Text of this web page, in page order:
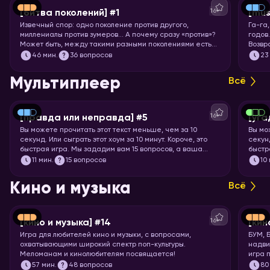
[битва поколений] #1 16+
Извечный спор: одно поколение против другого,
миллениалы против зумеров… А почему сразу «против»?
Может быть, между такими разными поколениями есть
что-то общее? Попробуем понять друг друга и
46 мин. 36 вопросов
Га-
игры!
23
Мультиплеер Всё
[правда или неправда] #5 16+
Вы можете прочитать этот текст меньше, чем за 10
секунд. Или сыграть этот хоум за 10 минут. Короче, это
быстрая игра. Мы зададим вам 15 вопросов, а ваша
задача – угадать, правда это или нет.
11 мин. 15 вопросов
Вы
10
Кино и музыка Всё
[кино и музыка] #14 16+
Игра для любителей кино и музыки, с вопросами,
охватывающими широкий спектр поп-культуры.
Меломанам и кинолюбителям посвящается!
57 мин. 48 вопросов
БУМ,
игра
Вас80